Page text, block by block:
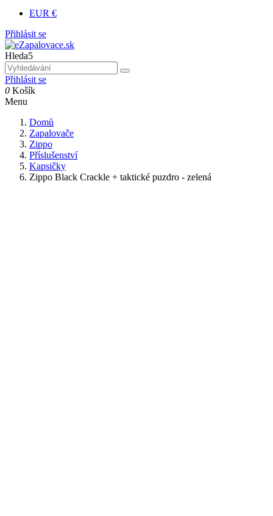
EUR €
Přihlásit se
Hleda5
Přihlásit se
0 Košík
Menu
Domů
Zapalovače
Zippo
Příslušenství
Kapsičky
Zippo Black Crackle + taktické puzdro - zelená